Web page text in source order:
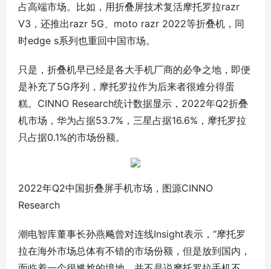
占高端市场。比如，用折叠屏技术复活摩托罗拉razr
V3，还推出razr 5G、moto razr 2022等折叠机，同
时edge s系列也重回中国市场。
只是，折叠机早已经是各大手机厂商的必争之地，即便
是补充了5G序列，摩托罗拉作为后来者很难分得蛋
糕。CINNO Research统计数据显示，2022年Q2折叠
机市场，华为占据53.7%，三星占据16.6%，摩托罗拉
只占据0.1%的市场份额。
2022年Q2中国折叠屏手机市场，图源CINNO
Research
潮电智库董事长孙燕飚曾对连线Insight表示，“摩托罗
拉在海外市场总体有不错的市场份额，但是放到国内，